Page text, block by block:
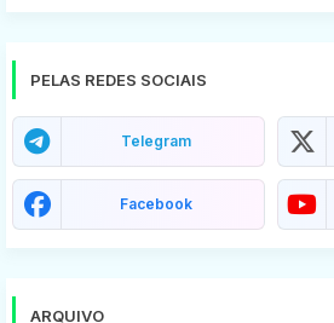
PELAS REDES SOCIAIS
Telegram
Facebook
ARQUIVO